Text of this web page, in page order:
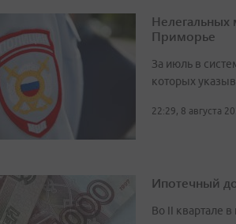
Приморье
За июль в
которых
22:29, 8 августа
Ипотечный
Во II квартале